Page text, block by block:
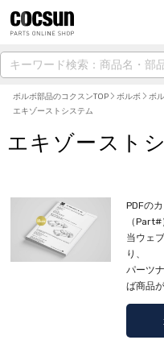
ボルボ部品のコクスンTOP ボルボ ボ
エキゾーストシステム
エキゾースト
PDFの
（
当ウェ
り、
パーツ
ば商品